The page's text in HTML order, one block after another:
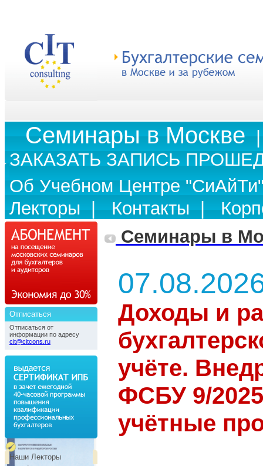
Cеминары в Москве
ЗАКАЗАТЬ ЗАПИСЬ
Об Учебном Центре
Лекторы
Контакты
Отписаться
Отписаться от
информации по адресу
cit@citcons.ru
Наши Лекторы
Cеминары в
Доходы и
учёте.
ФСБУ 9/
учётные